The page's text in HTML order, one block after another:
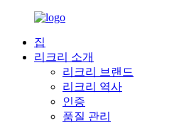
집
리크리 소개
리크리 브랜드
리크리 역사
인증
품질 관리